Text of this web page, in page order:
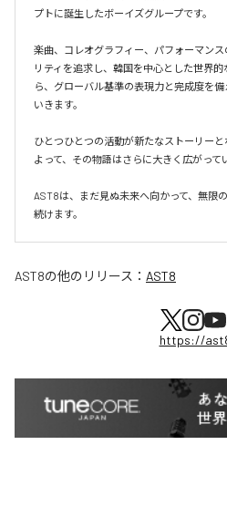
プトに誕生したボーイズグループです。
楽曲、コレオグラフィー、パフォーマン
リティを追求し、韓国を中心とした世界
ら、グローバル基準の表現力と完成度を
いきます。
ひとつひとつの活動が新たなストーリー
よって、その物語はさらに大きく広がって
AST8は、まだ見ぬ未来へ向かって、無限
続けます。
AST8の他のリリース： AST8
https://